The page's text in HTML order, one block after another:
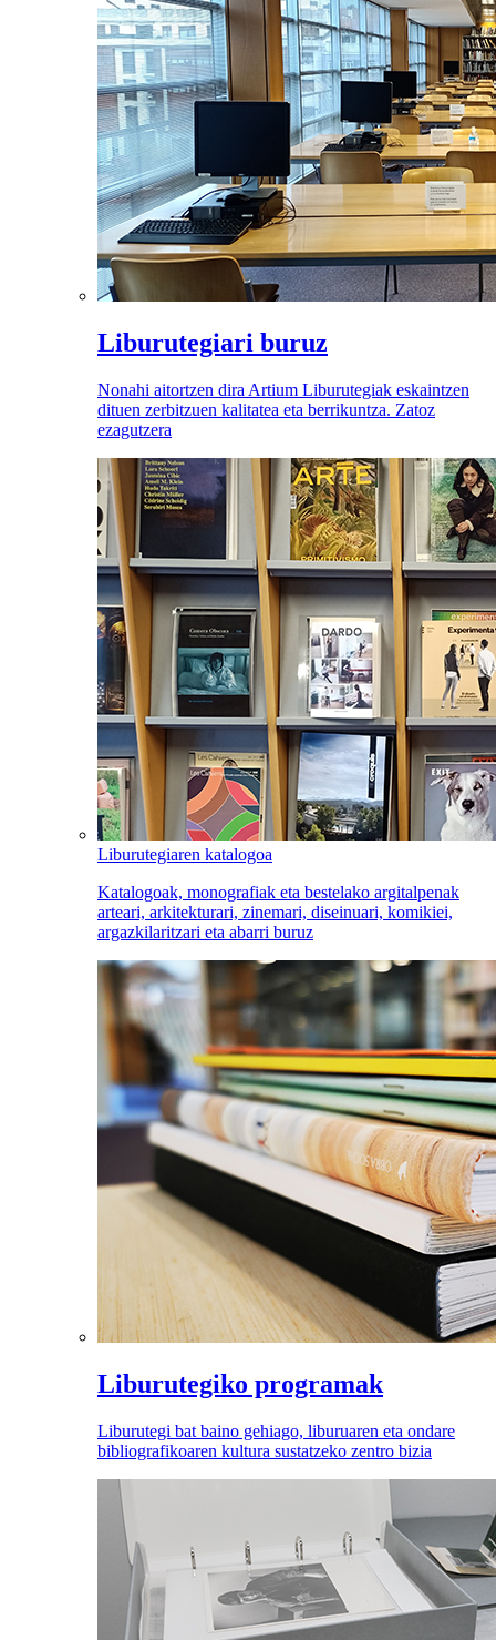
Liburutegiari buruz
Nonahi aitortzen dira Artium Liburutegiak eskaintzen
dituen zerbitzuen kalitatea eta berrikuntza. Zatoz
ezagutzera
Liburutegiaren katalogoa
Katalogoak, monografiak eta bestelako argitalpenak
arteari, arkitekturari, zinemari, diseinuari, komikiei,
argazkilaritzari eta abarri buruz
Liburutegiko programak
Liburutegi bat baino gehiago, liburuaren eta ondare
bibliografikoaren kultura sustatzeko zentro bizia